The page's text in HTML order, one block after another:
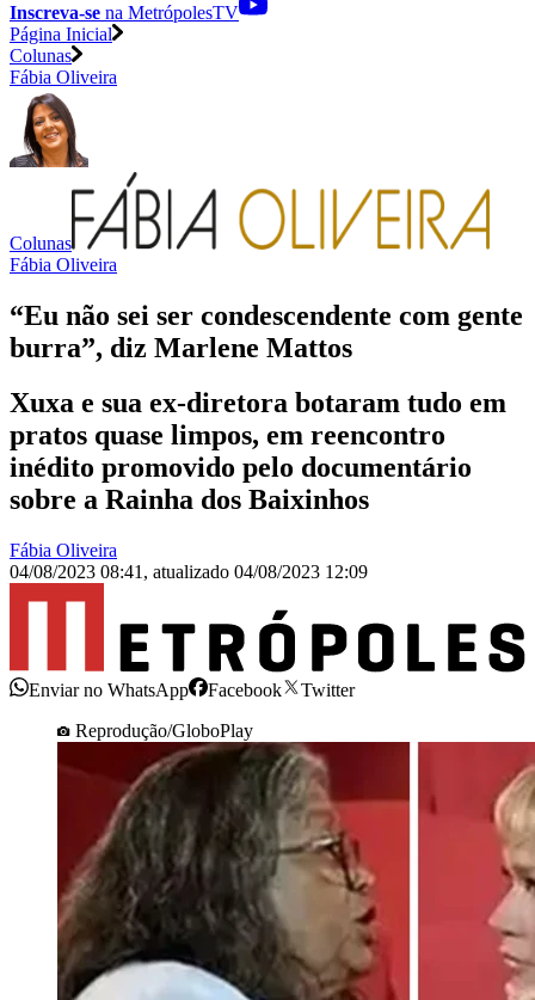
Inscreva-se na MetrópolesTV
Página Inicial
Colunas
Fábia Oliveira
Colunas
Fábia Oliveira
“Eu não sei ser condescendente com gente
burra”, diz Marlene Mattos
Xuxa e sua ex-diretora botaram tudo em
pratos quase limpos, em reencontro
inédito promovido pelo documentário
sobre a Rainha dos Baixinhos
Fábia Oliveira
04/08/2023 08:41 , atualizado 04/08/2023 12:09
Enviar no WhatsApp Facebook
Twitter
Reprodução/GloboPlay